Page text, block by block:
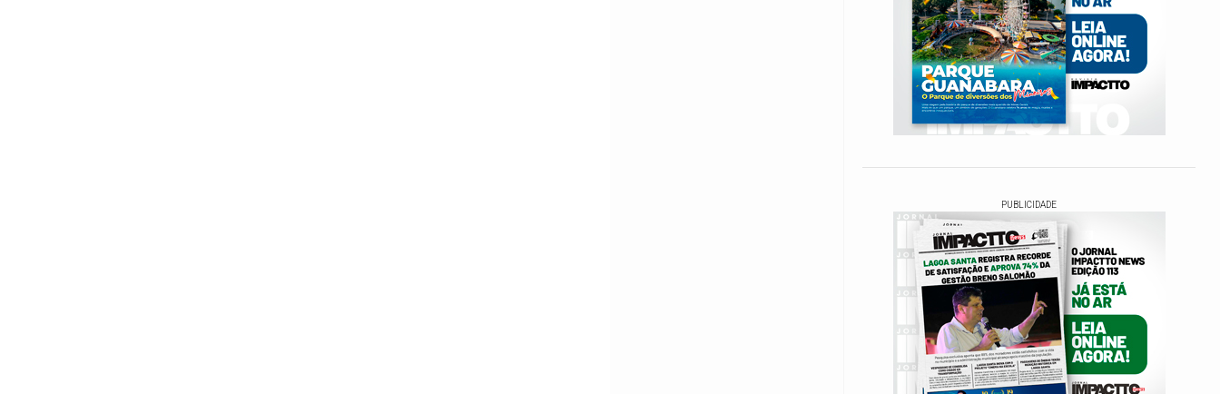
PUBLICIDADE